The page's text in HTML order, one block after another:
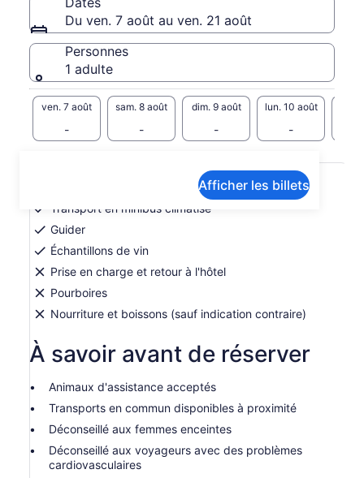
Du ven. 7 août au ven. 21 août
Personnes
1 adulte
ven. 7 août
-
sam. 8 août
-
dim. 9 août
-
lun. 10 août
-
Afficher les billets
Inclusions et exclusions
Transport en minibus climatisé
Guider
Échantillons de vin
Prise en charge et retour à l'hôtel
Pourboires
Nourriture et boissons (sauf indication contraire)
À savoir avant de réserver
Animaux d'assistance acceptés
Transports en commun disponibles à proximité
Déconseillé aux femmes enceintes
Déconseillé aux voyageurs avec des problèmes
cardiovasculaires